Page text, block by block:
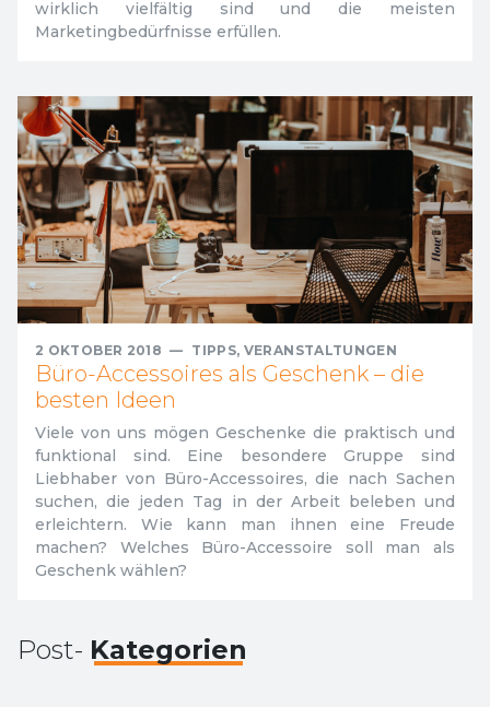
wirklich vielfältig sind und die meisten
Marketingbedürfnisse erfüllen.
2 OKTOBER 2018 — TIPPS, VERANSTALTUNGEN
Büro-Accessoires als Geschenk – die
besten Ideen
Viele von uns mögen Geschenke die praktisch und
funktional sind. Eine besondere Gruppe sind
Liebhaber von Büro-Accessoires, die nach Sachen
suchen, die jeden Tag in der Arbeit beleben und
erleichtern. Wie kann man ihnen eine Freude
machen? Welches Büro-Accessoire soll man als
Geschenk wählen?
Post- Kategorien